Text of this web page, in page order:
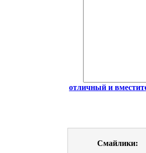
отличный и
Смайлики: